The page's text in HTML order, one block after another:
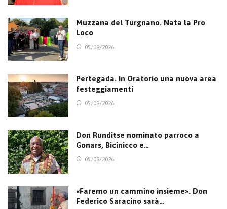
Muzzana del Turgnano. Nata la Pro
Loco
05/08/2026
Pertegada. In Oratorio una nuova area
festeggiamenti
05/08/2026
Don Runditse nominato parroco a
Gonars, Bicinicco e…
05/08/2026
«Faremo un cammino insieme». Don
Federico Saracino sarà…